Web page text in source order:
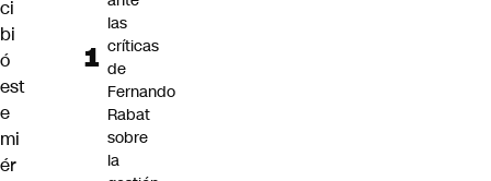
ci
bi
ó
est
e
mi
ér
las
críticas
de
Fernando
Rabat
sobre
la